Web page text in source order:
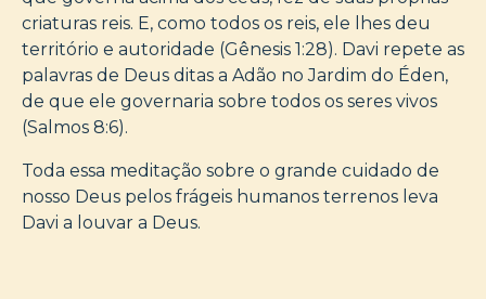
criaturas reis. E, como todos os reis, ele lhes deu
território e autoridade (Gênesis 1:28). Davi repete as
palavras de Deus ditas a Adão no Jardim do Éden,
de que ele governaria sobre todos os seres vivos
(Salmos 8:6).
Toda essa meditação sobre o grande cuidado de
nosso Deus pelos frágeis humanos terrenos leva
Davi a louvar a Deus.